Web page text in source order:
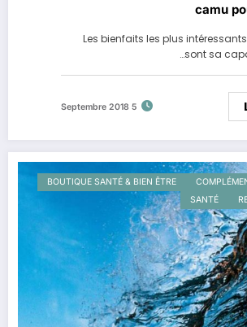
camu
Les bienfaits les plus
sont sa
5 Septembre 2018
BOUTIQUE SANTÉ & BIEN ÊTRE
SANTÉ